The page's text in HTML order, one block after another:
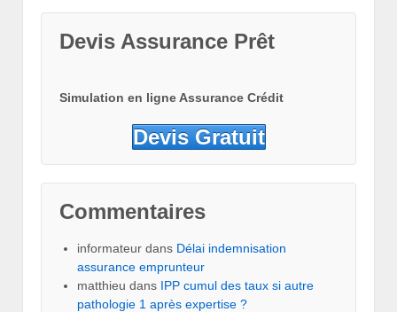
Devis Assurance Prêt
Simulation en ligne Assurance Crédit
Devis Gratuit
Commentaires
informateur dans Délai indemnisation
assurance emprunteur
matthieu dans IPP cumul des taux si autre
pathologie 1 après expertise ?